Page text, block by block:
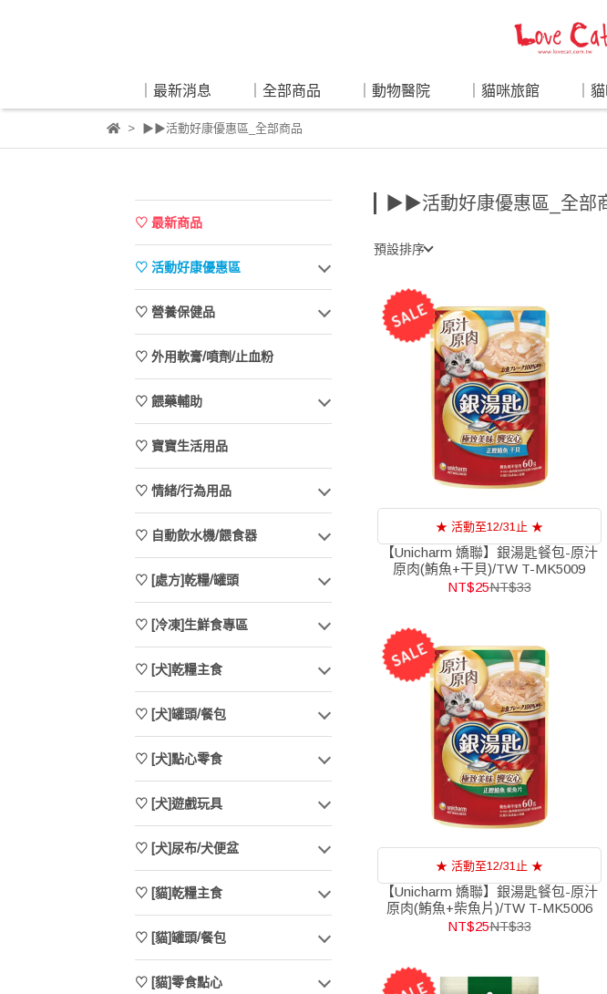
｜最新消息 ｜全部商品 ｜動物醫院 ｜貓咪旅館 ｜
▶▶活動好康優惠區_全部商品
♡ 最新商品
♡ 活動好康優惠區
♡ 營養保健品
♡ 外用軟膏/噴劑/止血粉
♡ 餵藥輔助
♡ 寶寶生活用品
♡ 情緒/行為用品
♡ 自動飲水機/餵食器
♡ [處方]乾糧/罐頭
♡ [冷凍]生鮮食專區
♡ [犬]乾糧主食
♡ [犬]罐頭/餐包
♡ [犬]點心零食
♡ [犬]遊戲玩具
♡ [犬]尿布/犬便盆
♡ [貓]乾糧主食
♡ [貓]罐頭/餐包
♡ [貓]零食點心
▶▶活動好康優惠區_全部
預設排序
★ 活動至12/31止 ★
【Unicharm 嬌聯】銀湯匙餐包-原汁
原肉(鮪魚+干貝)/TW T-MK5009
NT$25NT$33
★ 活動至12/31止 ★
【Unicharm 嬌聯】銀湯匙餐包-原汁
原肉(鮪魚+柴魚片)/TW T-MK5006
NT$25NT$33